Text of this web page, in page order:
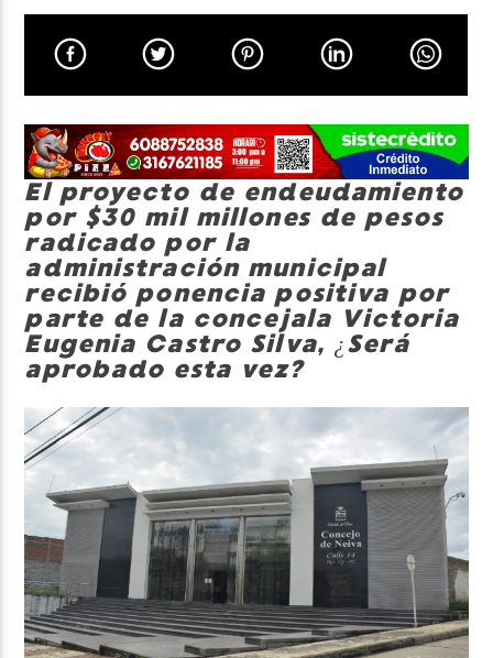
El proyecto de endeudamiento
por $30 mil millones de pesos
radicado por la
administración municipal
recibió ponencia positiva por
parte de la concejala Victoria
Eugenia Castro Silva, ¿Será
aprobado esta vez?